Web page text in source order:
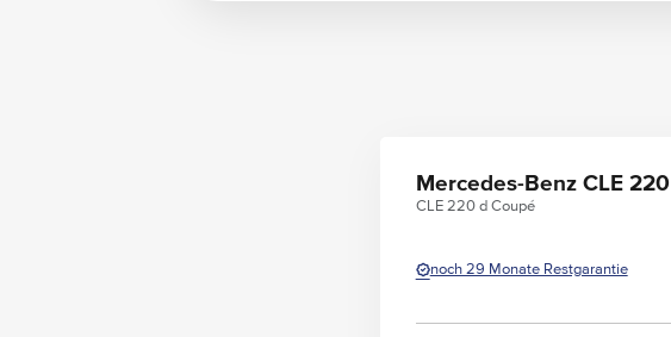
Mercedes-Benz CLE 220
CLE 220 d Coupé
noch 29 Monate Restgarantie